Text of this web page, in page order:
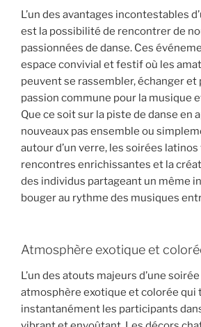
L’un des avantages incontestables
est la possibilité de rencontrer de
passionnées de danse. Ces
espace convivial et festif où les
peuvent se rassembler, échanger et
passion commune pour la musique
Que ce soit sur la piste de danse en
nouveaux pas ensemble ou
autour d’un verre, les soirées
rencontres enrichissantes et la
des individus partageant un même
bouger au rythme des musiques
Atmosphère exotique et
L’un des atouts majeurs d’une
atmosphère exotique et colorée qui
instantanément les participants